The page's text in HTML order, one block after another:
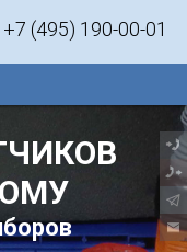
+7 (495) 190-00-01